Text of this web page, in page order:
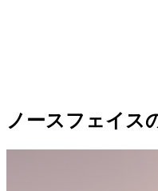
ノースフェイス